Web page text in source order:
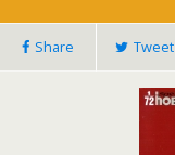
Share Tweet